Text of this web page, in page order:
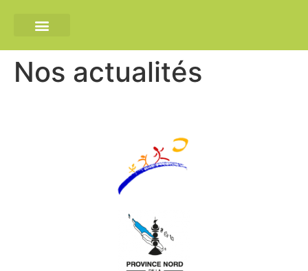
Nos actualités